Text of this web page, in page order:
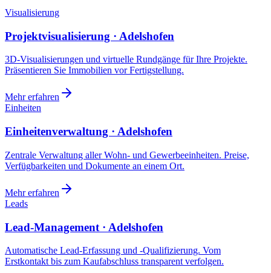
Visualisierung
Projektvisualisierung · Adelshofen
3D-Visualisierungen und virtuelle Rundgänge für Ihre Projekte.
Präsentieren Sie Immobilien vor Fertigstellung.
Mehr erfahren
Einheiten
Einheitenverwaltung · Adelshofen
Zentrale Verwaltung aller Wohn- und Gewerbeeinheiten. Preise,
Verfügbarkeiten und Dokumente an einem Ort.
Mehr erfahren
Leads
Lead-Management · Adelshofen
Automatische Lead-Erfassung und -Qualifizierung. Vom
Erstkontakt bis zum Kaufabschluss transparent verfolgen.